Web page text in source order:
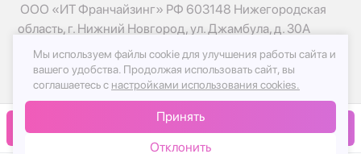
В корзину
ООО «ИТ Франчайзинг» РФ 603148 Нижегородская
область, г. Нижний Новгород, ул. Джамбула, д. 30А
© 2017-2026г, База Цветов 24.ру
Политика конфиденциальности
Публичная оферта
Мы используем файлы cookie для улучшения работы сайта и
вашего удобства. Продолжая использовать сайт, вы
соглашаетесь с настройками использования cookies.
Принять
Отклонить